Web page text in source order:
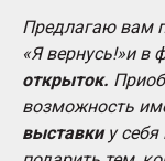
Предлагаю вам
«Я вернусь!»и в
открыток.
возможность
выставкиу себя